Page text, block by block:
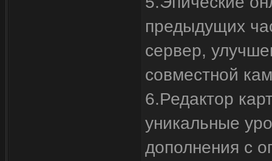
предыдущих
сервер,
совместной
6.Редактор
уникальные
дополнения с